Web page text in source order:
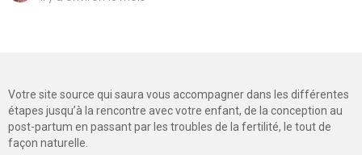
Votre site source qui saura vous accompagner dans les différentes
étapes jusqu’à la rencontre avec votre enfant, de la conception au
post-partum en passant par les troubles de la fertilité, le tout de
façon naturelle.